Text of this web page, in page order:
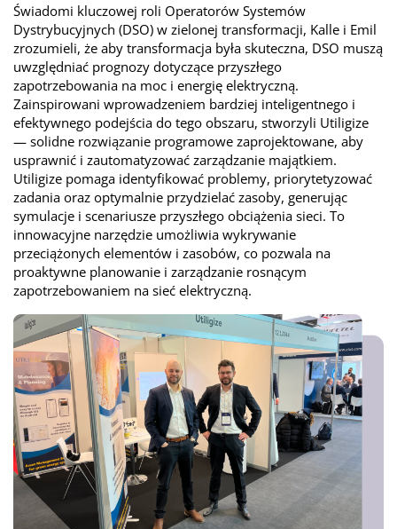
Świadomi kluczowej roli Operatorów Systemów
Dystrybucyjnych (DSO) w zielonej transformacji, Kalle i Emil
zrozumieli, że aby transformacja była skuteczna, DSO muszą
uwzględniać prognozy dotyczące przyszłego
zapotrzebowania na moc i energię elektryczną.
Zainspirowani wprowadzeniem bardziej inteligentnego i
efektywnego podejścia do tego obszaru, stworzyli Utiligize
— solidne rozwiązanie programowe zaprojektowane, aby
usprawnić i zautomatyzować zarządzanie majątkiem.
Utiligize pomaga identyfikować problemy, priorytetyzować
zadania oraz optymalnie przydzielać zasoby, generując
symulacje i scenariusze przyszłego obciążenia sieci. To
innowacyjne narzędzie umożliwia wykrywanie
przeciążonych elementów i zasobów, co pozwala na
proaktywne planowanie i zarządzanie rosnącym
zapotrzebowaniem na sieć elektryczną.